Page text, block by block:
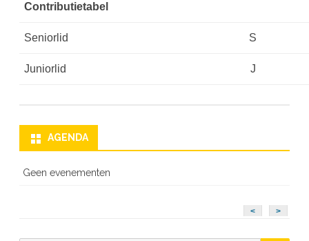
Contributietabel
Seniorlid S
Juniorlid J
AGENDA
Geen evenementen
< >